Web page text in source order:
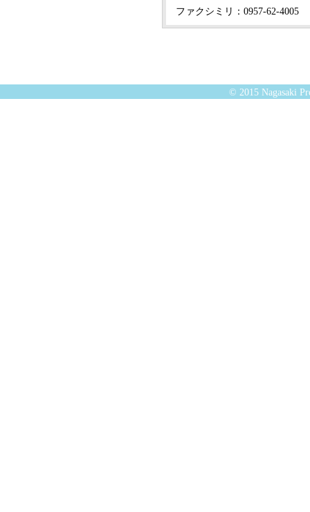
ファクシミリ：0957-62-4005
© 2015 Nagasaki